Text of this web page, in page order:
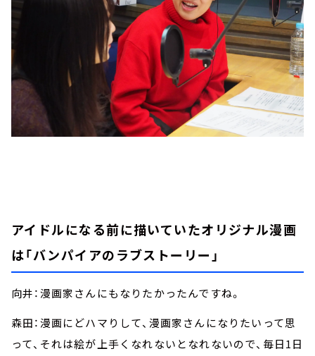
アイドルになる前に描いていたオリジナル漫画
は「バンパイアのラブストーリー」
向井：漫画家さんにもなりたかったんですね。
森田：漫画にどハマりして、漫画家さんになりたいって思
って、それは絵が上手くなれないとなれないので、毎日1日